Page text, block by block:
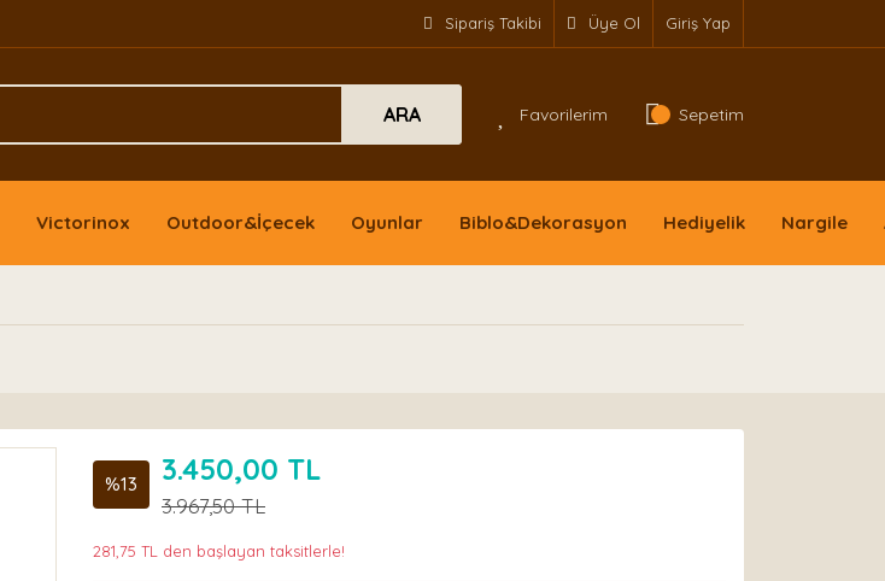
Sipariş Takibi Üye Ol Giriş Yap
ARA Favorilerim Sepetim
Victorinox Outdoor&İçecek Oyunlar Biblo&Dekorasyon Hediyelik Nargile
%13 3.450,00 TL
3.967,50 TL
281,75 TL den başlayan taksitlerle!